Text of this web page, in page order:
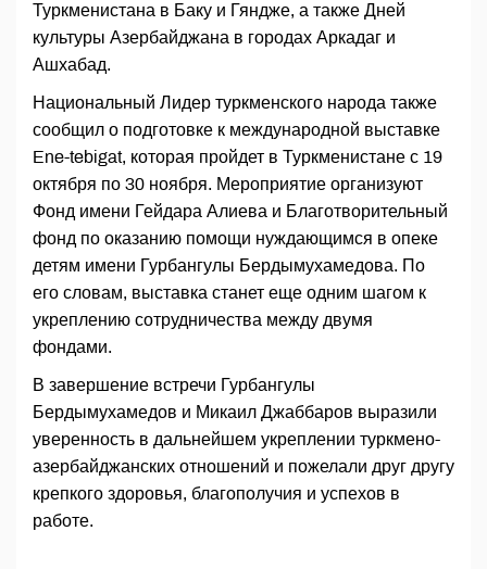
Туркменистана в Баку и Гяндже, а также Дней
культуры Азербайджана в городах Аркадаг и
Ашхабад.
Национальный Лидер туркменского народа также
сообщил о подготовке к международной выставке
Ene-tebigat, которая пройдет в Туркменистане с 19
октября по 30 ноября. Мероприятие организуют
Фонд имени Гейдара Алиева и Благотворительный
фонд по оказанию помощи нуждающимся в опеке
детям имени Гурбангулы Бердымухамедова. По
его словам, выставка станет еще одним шагом к
укреплению сотрудничества между двумя
фондами.
В завершение встречи Гурбангулы
Бердымухамедов и Микаил Джаббаров выразили
уверенность в дальнейшем укреплении туркмено-
азербайджанских отношений и пожелали друг другу
крепкого здоровья, благополучия и успехов в
работе.